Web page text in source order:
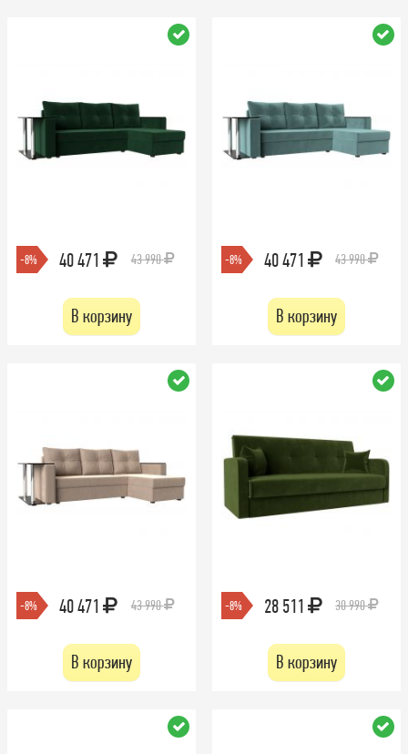
-8% 40 471 43 990
В корзину
-8% 40 471 43 990
В корзину
-8% 40 471 43 990
В корзину
-8% 28 511 30 990
В корзину